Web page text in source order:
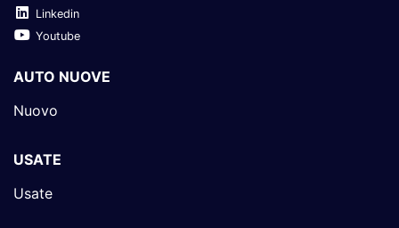
Linkedin
Youtube
AUTO NUOVE
Nuovo
USATE
Usate